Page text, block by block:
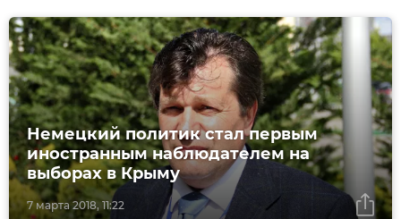
7 марта 2018, 11:22
Немецкий политик стал первым
иностранным наблюдателем на
выборах в Крыму